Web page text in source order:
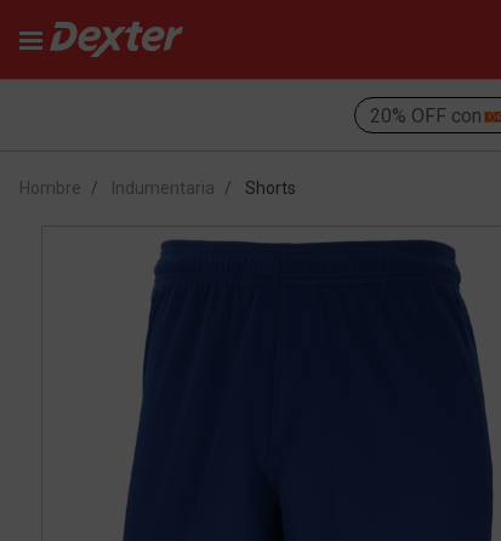
20% OFF con
Hombre Indumentaria Shorts